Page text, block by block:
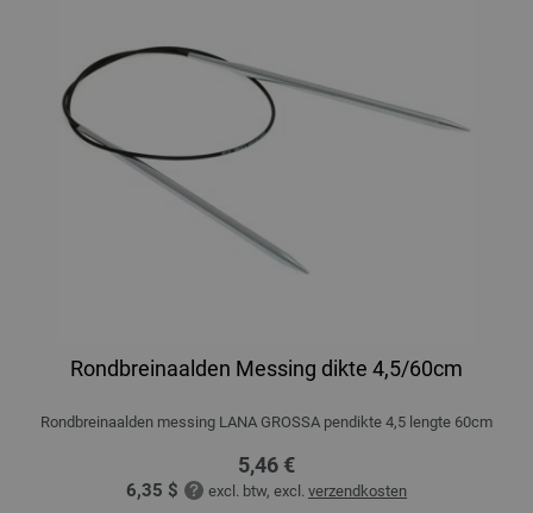
Rondbreinaalden Messing dikte 4,5/60cm
Rondbreinaalden messing LANA GROSSA pendikte 4,5 lengte 60cm
5,46 €
6,35 $ excl. btw, excl. verzendkosten